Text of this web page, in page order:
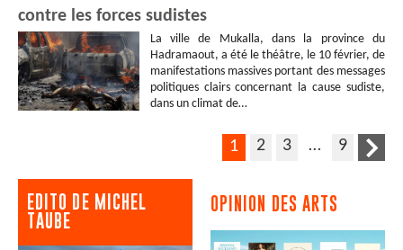
contre les forces sudistes
La ville de Mukalla, dans la province du
Hadramaout, a été le théâtre, le 10 février, de
manifestations massives portant des messages
politiques clairs concernant la cause sudiste,
dans un climat de…
1 2 3 … 9
EDITO DE MICHEL
TAUBE
OPINION DES ARTS